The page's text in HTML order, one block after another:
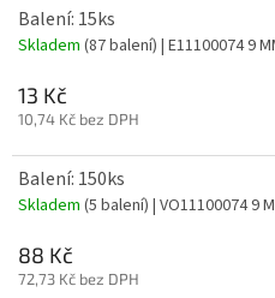
Balení: 15ks
Skladem (87 balení) | E11100074 9
13 Kč
10,74 Kč bez DPH
Balení: 150ks
Skladem (5 balení) | VO11100074 9
88 Kč
72,73 Kč bez DPH